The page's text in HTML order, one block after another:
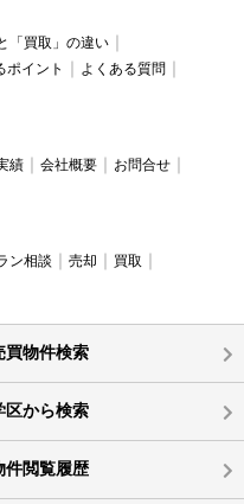
「買取」の違い
ポイント
よくある質問
績 会社概要
お問合せ
ン相談 売却
買取
買物件検索
区から検索
件閲覧履歴